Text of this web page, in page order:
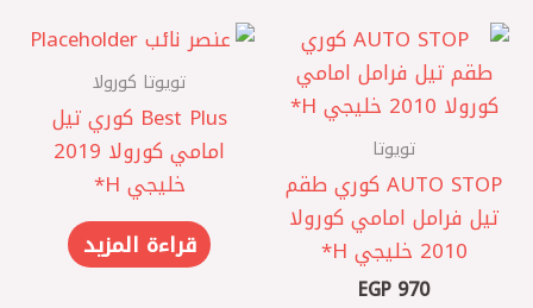
تويوتا
AUTO STOP كوري طقم
تيل فرامل امامي كورولا
2010 خليجي H*
EGP 970
تويوتا كورولا
Best Plus كوري ‎تيل
امامي كورولا 2019
خليجي H*
قراءة المزيد